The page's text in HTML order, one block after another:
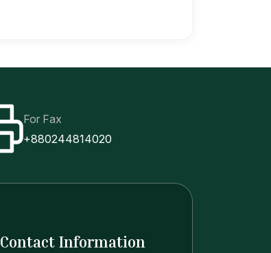
For Fax
+880244814020
Contact Information